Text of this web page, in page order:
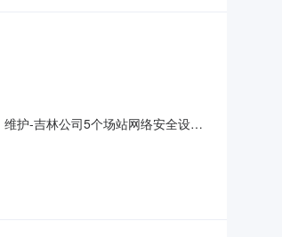
护-吉林公司5个场站网络安全设备
电子邮件：qingsong-l